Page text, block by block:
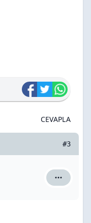
CEVAPLA
#3
afitap